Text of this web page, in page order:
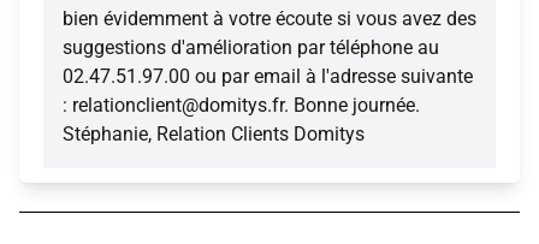
bien évidemment à votre écoute si vous avez des
suggestions d'amélioration par téléphone au
02.47.51.97.00 ou par email à l'adresse suivante
: relationclient@domitys.fr. Bonne journée.
Stéphanie, Relation Clients Domitys